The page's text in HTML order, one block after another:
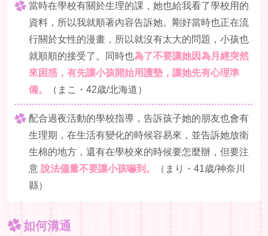
當時在學校有關於生理的課，她也給我看了學校用的
資料，所以我就順著內容告訴她。剛好當時也正在流
行關於女性的漫畫，所以就沒有太大的問題，小孩也
就順順的接受了。同時也為了不要讓她因為月經突然
來困惑，有先讓小孩開始用護墊，讓她先有心理準
備。
（まこ・42歳/北海道）
配合過夜活動的學校指導，告訴孩子她的朋友也會有
生理期，在生活有變化的時候容易來，並告訴她放衛
生棉的地方，還有在學校來的時候要怎麼辦，但要注
意說法儘量不要讓小孩嚇到。
（まり・41歳/神奈川
縣）
如何溝通